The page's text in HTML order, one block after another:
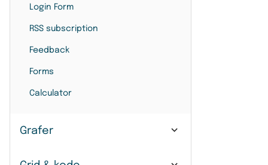
Login Form
RSS subscription
Feedback
Forms
Calculator
Grafer